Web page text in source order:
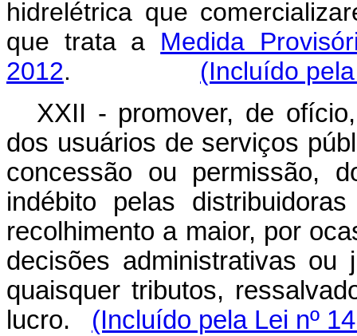
hidrelétrica que
que trata a Medida
2012. (Incluído
XXII - promover, de
dos usuários de serviços
concessão ou permissão,
indébito pelas
recolhimento a maior, por
decisões administrativas ou
quaisquer tributos,
lucro. (Incluído pela Lei nº